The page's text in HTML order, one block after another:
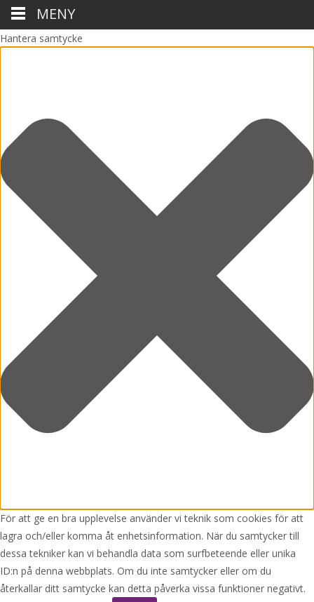
Hantera samtycke
För att ge en bra upplevelse använder vi teknik som cookies för att
lagra och/eller komma åt enhetsinformation. När du samtycker till
dessa tekniker kan vi behandla data som surfbeteende eller unika
ID:n på denna webbplats. Om du inte samtycker eller om du
återkallar ditt samtycke kan detta påverka vissa funktioner negativt.
MENY